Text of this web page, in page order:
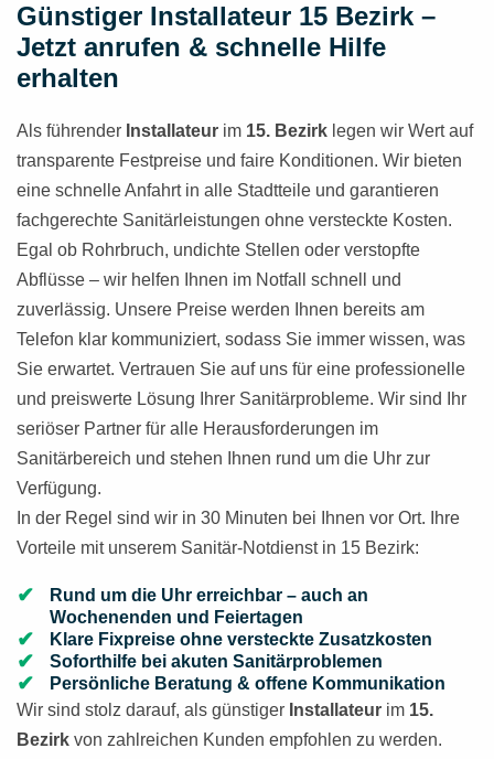
Günstiger Installateur 15 Bezirk –
Jetzt anrufen & schnelle Hilfe
erhalten
Als führender Installateur im 15. Bezirk legen wir Wert auf
transparente Festpreise und faire Konditionen. Wir bieten
eine schnelle Anfahrt in alle Stadtteile und garantieren
fachgerechte Sanitärleistungen ohne versteckte Kosten.
Egal ob Rohrbruch, undichte Stellen oder verstopfte
Abflüsse – wir helfen Ihnen im Notfall schnell und
zuverlässig. Unsere Preise werden Ihnen bereits am
Telefon klar kommuniziert, sodass Sie immer wissen, was
Sie erwartet. Vertrauen Sie auf uns für eine professionelle
und preiswerte Lösung Ihrer Sanitärprobleme. Wir sind Ihr
seriöser Partner für alle Herausforderungen im
Sanitärbereich und stehen Ihnen rund um die Uhr zur
Verfügung.
In der Regel sind wir in 30 Minuten bei Ihnen vor Ort. Ihre
Vorteile mit unserem Sanitär-Notdienst in 15 Bezirk:
Rund um die Uhr erreichbar – auch an
Wochenenden und Feiertagen
Klare Fixpreise ohne versteckte Zusatzkosten
Soforthilfe bei akuten Sanitärproblemen
Persönliche Beratung & offene Kommunikation
Wir sind stolz darauf, als günstiger Installateur im 15.
Bezirk von zahlreichen Kunden empfohlen zu werden.